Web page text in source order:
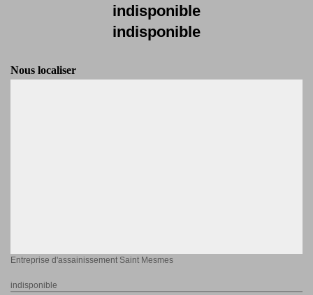
indisponible
indisponible
Nous localiser
Entreprise d'assainissement Saint Mesmes
indisponible